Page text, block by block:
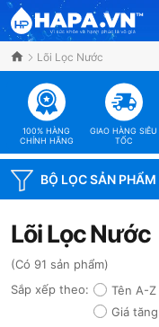
Lõi Lọc Nước
100% HÀNG
CHÍNH HÃNG
GIAO HÀNG SIÊU
TỐC
BỘ LỌC SẢN PHẨM
Lõi Lọc Nước
(Có 91 sản phẩm)
Sắp xếp theo:
Tên A-Z
Giá